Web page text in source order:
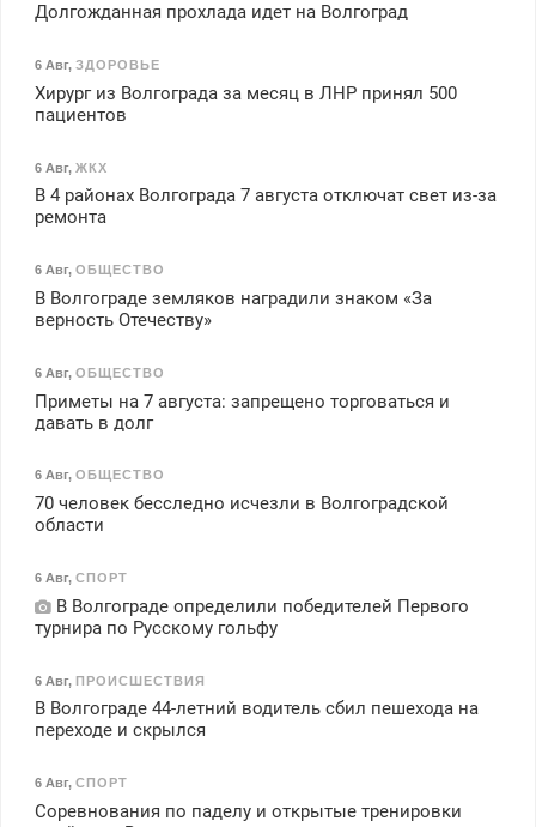
Долгожданная прохлада идет на Волгоград
6 Авг, ЗДОРОВЬЕ
Хирург из Волгограда за месяц в ЛНР принял 500
пациентов
6 Авг, ЖКХ
В 4 районах Волгограда 7 августа отключат свет из-за
ремонта
6 Авг, ОБЩЕСТВО
В Волгограде земляков наградили знаком «За
верность Отечеству»
6 Авг, ОБЩЕСТВО
Приметы на 7 августа: запрещено торговаться и
давать в долг
6 Авг, ОБЩЕСТВО
70 человек бесследно исчезли в Волгоградской
области
6 Авг, СПОРТ
В Волгограде определили победителей Первого
турнира по Русскому гольфу
6 Авг, ПРОИСШЕСТВИЯ
В Волгограде 44-летний водитель сбил пешехода на
переходе и скрылся
6 Авг, СПОРТ
Соревнования по паделу и открытые тренировки